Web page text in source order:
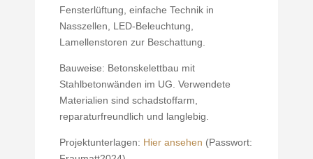
Fensterlüftung, einfache Technik in
Nasszellen, LED-Beleuchtung,
Lamellenstoren zur Beschattung.
Bauweise: Betonskelettbau mit
Stahlbetonwänden im UG. Verwendete
Materialien sind schadstoffarm,
reparaturfreundlich und langlebig.
Projektunterlagen: Hier ansehen (Passwort: